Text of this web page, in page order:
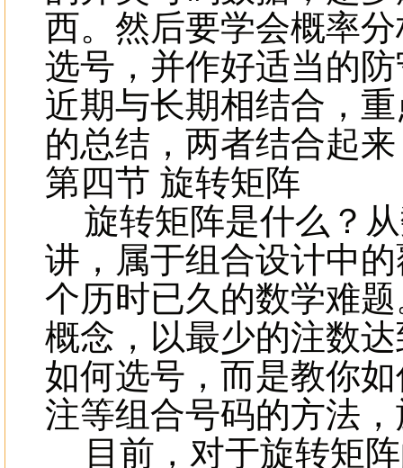
西。然后要学会概率
选号，并作好适当的
近期与长期相结合，
的总结，两者结合起
第四节 旋转矩阵
旋转矩阵是什么？从
讲，属于组合设计中
个历时已久的数学难
概念，以最少的注数
如何选号，而是教你
注等组合号码的方法
目前，对于旋转矩阵